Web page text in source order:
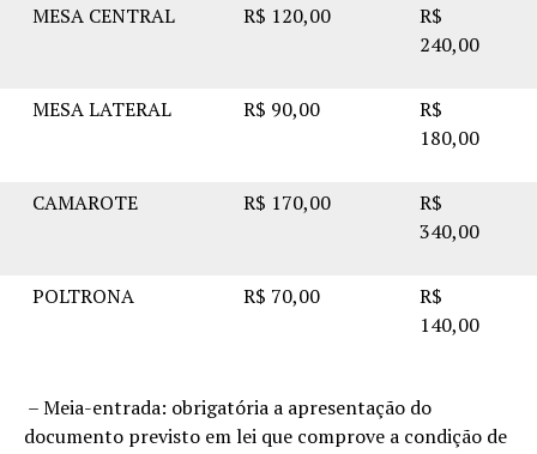
MESA CENTRAL R$ 120,00
R$
240,00
MESA LATERAL R$ 90,00
R$
180,00
CAMAROTE R$ 170,00
R$
340,00
POLTRONA R$ 70,00
R$
140,00
– Meia-entrada: obrigatória a apresentação do
documento previsto em lei que comprove a condição de